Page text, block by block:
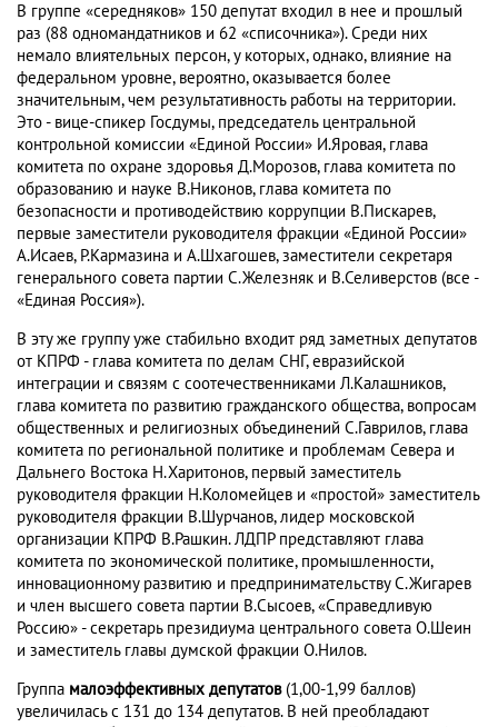
В группе «середняков» 150 депутат входил в нее и прошлый
раз (88 одномандатников и 62 «списочника»). Среди них
немало влиятельных персон, у которых, однако, влияние на
федеральном уровне, вероятно, оказывается более
значительным, чем результативность работы на территории.
Это - вице-спикер Госдумы, председатель центральной
контрольной комиссии «Единой России» И.Яровая, глава
комитета по охране здоровья Д.Морозов, глава комитета по
образованию и науке В.Никонов, глава комитета по
безопасности и противодействию коррупции В.Пискарев,
первые заместители руководителя фракции «Единой России»
А.Исаев, Р.Кармазина и А.Шхагошев, заместители секретаря
генерального совета партии С.Железняк и В.Селиверстов (все -
«Единая Россия»).
В эту же группу уже стабильно входит ряд заметных депутатов
от КПРФ - глава комитета по делам СНГ, евразийской
интеграции и связям с соотечественниками Л.Калашников,
глава комитета по развитию гражданского общества, вопросам
общественных и религиозных объединений С.Гаврилов, глава
комитета по региональной политике и проблемам Севера и
Дальнего Востока Н.Харитонов, первый заместитель
руководителя фракции Н.Коломейцев и «простой» заместитель
руководителя фракции В.Шурчанов, лидер московской
организации КПРФ В.Рашкин. ЛДПР представляют глава
комитета по экономической политике, промышленности,
инновационному развитию и предпринимательству С.Жигарев
и член высшего совета партии В.Сысоев, «Справедливую
Россию» - секретарь президиума центрального совета О.Шеин
и заместитель главы думской фракции О.Нилов.
Группа малоэффективных депутатов(1,00-1,99 баллов)
увеличилась с 131 до 134 депутатов. В ней преобладают